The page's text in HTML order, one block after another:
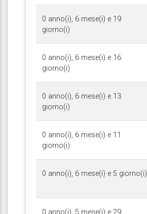
0 anno(i), 6 mese(i) e 19
giorno(i)
0 anno(i), 6 mese(i) e 16
giorno(i)
0 anno(i), 6 mese(i) e 13
giorno(i)
0 anno(i), 6 mese(i) e 11
giorno(i)
0 anno(i), 6 mese(i) e 5 giorno(i)
0 anno(i), 5 mese(i) e 29